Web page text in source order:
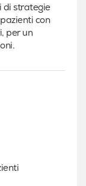
di strategie
con
per un